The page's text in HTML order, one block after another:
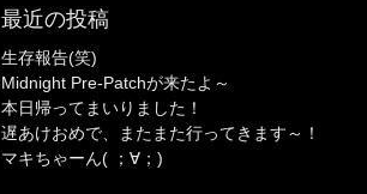
最近の投稿
生存報告(笑)
Midnight Pre-Patchが来たよ～
本日帰ってまいりました！
遅あけおめで、またまた行ってきます～！
マキちゃーん( ；∀；)